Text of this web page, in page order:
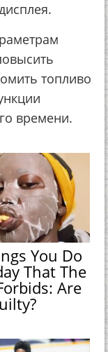
топливо
времени.
You Do
That The
Are